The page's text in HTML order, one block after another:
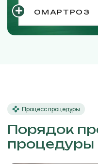
ОМАРТРОЗ
Процесс процедуры
Порядок
процедуры